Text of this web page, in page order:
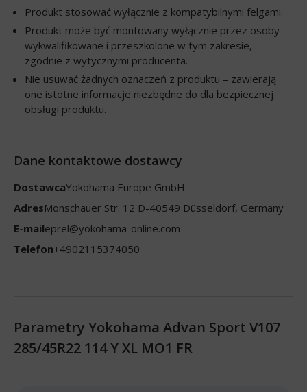
Produkt stosować wyłącznie z kompatybilnymi felgami.
Produkt może być montowany wyłącznie przez osoby
wykwalifikowane i przeszkolone w tym zakresie,
zgodnie z wytycznymi producenta.
Nie usuwać żadnych oznaczeń z produktu – zawierają
one istotne informacje niezbędne do dla bezpiecznej
obsługi produktu.
Dane kontaktowe dostawcy
DostawcaYokohama Europe GmbH
AdresMonschauer Str. 12 D-40549 Düsseldorf, Germany
E-maileprel@yokohama-online.com
Telefon+4902115374050
Parametry Yokohama Advan Sport V107
285/45R22 114 Y XL MO1 FR